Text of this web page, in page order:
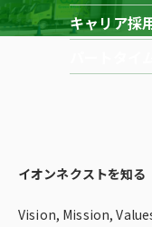
キャリア採
イオンネクストを知る
Vision, Mission,